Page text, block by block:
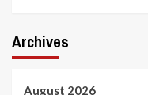
Archives
August 2026